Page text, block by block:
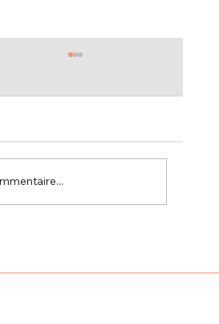
grâce à Dstanciel